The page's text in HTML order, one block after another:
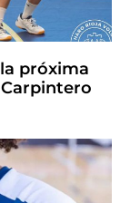
próxima